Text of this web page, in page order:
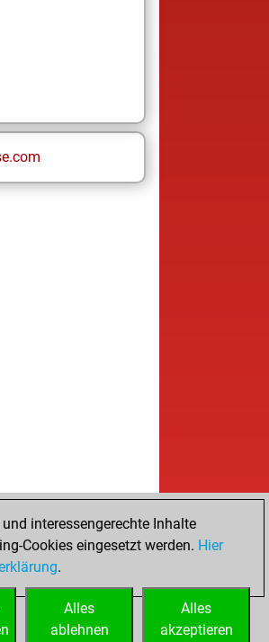
interessengerechte Inhalte
Cookies eingesetzt werden. Hier
.
Alles
akzeptieren
Alles
ablehnen